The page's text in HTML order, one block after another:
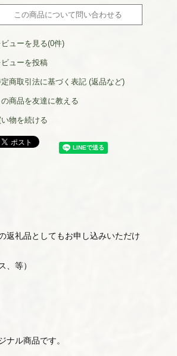
この商品について問い合わせる
ビューを見る(0件)
ビューを投稿
商取引法に基づく表記 (返品など)
の商品を友達に教える
い物を続ける
礼品としてもお申し込みいただけ
、等）
ル商品です。